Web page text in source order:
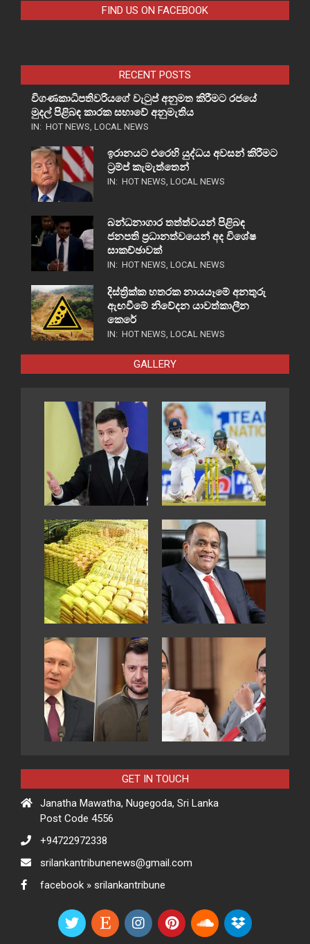
FIND US ON FACEBOOK
RECENT POSTS
විගණකාධිපතිවරියගේ වැටුප් අනුමත කිරීමට රජයේ
මුදල් පිළිබඳ කාරක සභාවේ අනුමැතිය
IN: HOT NEWS, LOCAL NEWS
ඉරානයට එරෙහි යුද්ධය අවසන් කිරීමට
ට්‍රම්ප් කැමැත්තෙන්
IN: HOT NEWS, LOCAL NEWS
බන්ධනාගාර තත්ත්වයන් පිළිබඳ
ජනපති ප්‍රධානත්වයෙන් අද විශේෂ
සාකච්ඡාවක්
IN: HOT NEWS, LOCAL NEWS
දිස්ත්‍රික්ක හතරක නායයෑමේ අනතුරු
ඇඟවීමේ නිවේදන යාවත්කාලීන
කෙරේ
IN: HOT NEWS, LOCAL NEWS
GALLERY
GET IN TOUCH
Janatha Mawatha, Nugegoda, Sri Lanka
Post Code 4556
+94722972338
srilankantribunenews@gmail.com
facebook » srilankantribune